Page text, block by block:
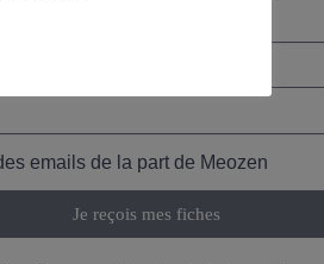
emails de la part de Meozen
Je reçois mes fiches